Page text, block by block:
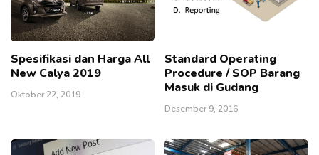
Spesifikasi dan Harga All
New Calya 2019
Oktober 22, 2019
Standard Operating
Procedure / SOP Barang
Masuk di Gudang
Desember 9, 2016